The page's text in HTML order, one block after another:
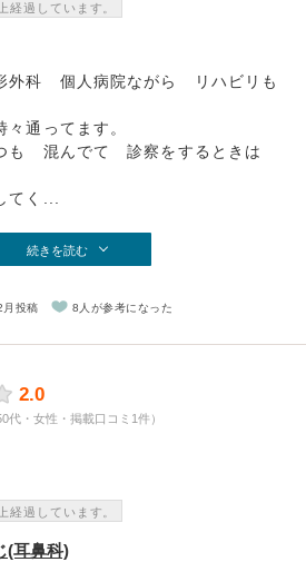
経過しています。
外科 個人病院ながら リハビリも
通ってます。
も 混んでて 診察をするときは
く...
続きを読む
投稿 8人が参考になった
2.0
代・女性・掲載口コミ1件）
経過しています。
(耳鼻科)